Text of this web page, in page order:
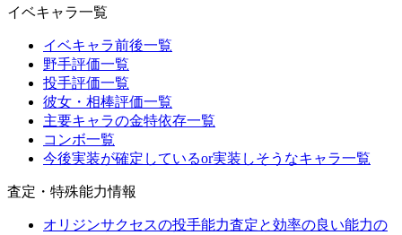
イベキャラ一覧
イベキャラ前後一覧
野手評価一覧
投手評価一覧
彼女・相棒評価一覧
主要キャラの金特依存一覧
コンボ一覧
今後実装が確定しているor実装しそうなキャラ一覧
査定・特殊能力情報
オリジンサクセスの投手能力査定と効率の良い能力の